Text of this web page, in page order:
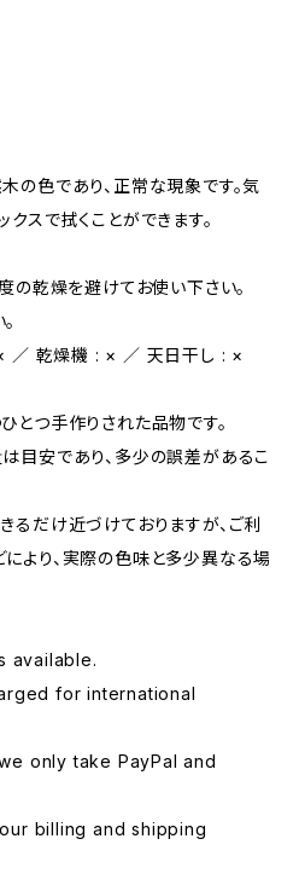
の色であり、正常な現象です。気
スで拭くことができます。
の乾燥を避けてお使い下さい。
／ 乾燥機 : × ／ 天日干し : ×
とつ手作りされた品物です。
目安であり、多少の誤差があるこ
るだけ近づけておりますが、ご利
より、実際の色味と多少異なる場
available.
for international
only take PayPal and
billing and shipping